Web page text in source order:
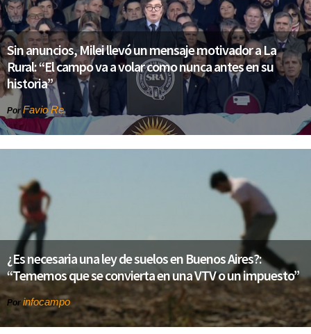
Sin anuncios, Milei llevó un mensaje motivador a La
Rural: “El campo va a volar como nunca antes en su
historia”
Por Favio Re
¿Es necesaria una ley de suelos en Buenos Aires?:
“Tememos que se convierta en una VTV o un impuesto”
Por infocampo